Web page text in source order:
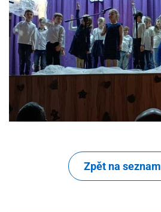
Zpět na seznam